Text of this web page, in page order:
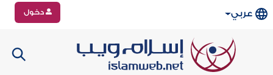
عربي دخول